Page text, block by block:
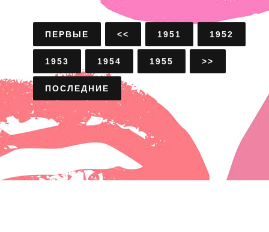
ПЕРВЫЕ << 1951 1952
1953 1954 1955 >>
ПОСЛЕДНИЕ